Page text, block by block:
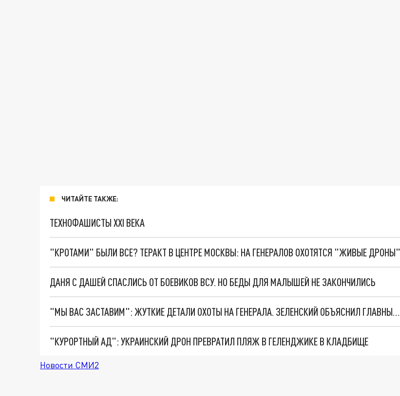
ЧИТАЙТЕ ТАКЖЕ:
ТЕХНОФАШИСТЫ XXI ВЕКА
"КРОТАМИ" БЫЛИ ВСЕ? ТЕРАКТ В ЦЕНТРЕ МОСКВЫ: НА ГЕНЕРАЛОВ ОХОТЯТСЯ "ЖИВЫЕ ДРОНЫ"
ДАНЯ С ДАШЕЙ СПАСЛИСЬ ОТ БОЕВИКОВ ВСУ. НО БЕДЫ ДЛЯ МАЛЫШЕЙ НЕ ЗАКОНЧИЛИСЬ
"МЫ ВАС ЗАСТАВИМ": ЖУТКИЕ ДЕТАЛИ ОХОТЫ НА ГЕНЕРАЛА. ЗЕЛЕНСКИЙ ОБЪЯСНИЛ ГЛАВНЫЙ СМЫСЛ ТЕРАКТА В ЦЕНТРЕ МОСКВЫ
"КУРОРТНЫЙ АД": УКРАИНСКИЙ ДРОН ПРЕВРАТИЛ ПЛЯЖ В ГЕЛЕНДЖИКЕ В КЛАДБИЩЕ
Новости СМИ2